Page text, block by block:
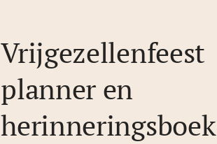
Vrijgezellenfeest
planner en
herinneringsboek